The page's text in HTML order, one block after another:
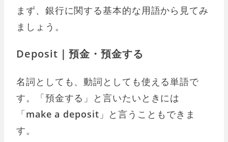
まず、銀行に関する基本的な用語から見てみ
ましょう。
Deposit｜預金・預金する
名詞としても、動詞としても使える単語で
す。「預金する」と言いたいときには
「make a deposit 」と言うこともできま
す。